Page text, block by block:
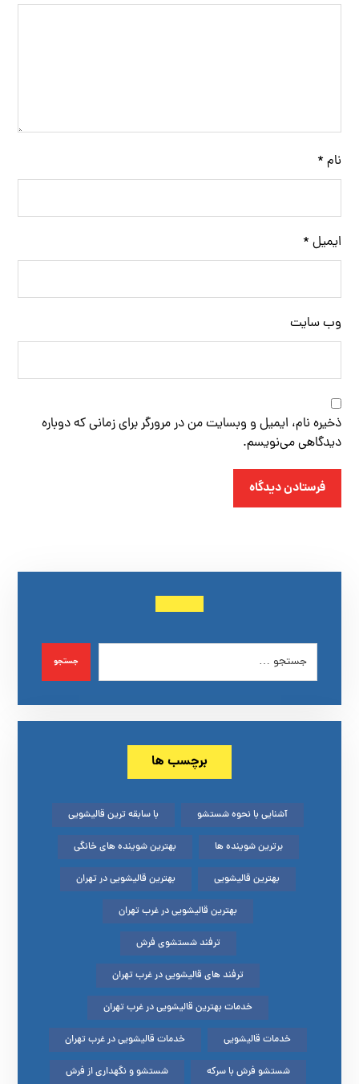
نام *
ایمیل *
وب‌ سایت
ذخیره نام، ایمیل و وبسایت من در مرورگر برای زمانی که دوباره
دیدگاهی می‌نویسم.
فرستادن دیدگاه
جستجو
برچسب ها
آشنایی با نحوه شستشو با سابقه ترین قالیشویی
برترین شوینده ها بهترین شوینده های خانگی
بهترین قالیشویی بهترین قالیشویی در تهران
بهترین قالیشویی در غرب تهران
ترفند شستشوی فرش
ترفند های قالیشویی در غرب تهران
خدمات بهترین قالیشویی در غرب تهران
خدمات قالیشویی خدمات قالیشویی در غرب تهران
شستشو فرش با سرکه شستشو و نگهداری از فرش